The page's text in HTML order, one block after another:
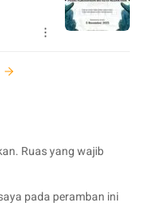
Ruas yang wajib
pada peramban ini